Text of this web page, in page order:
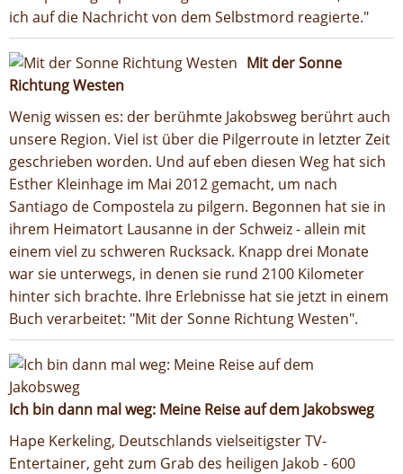
ich auf die Nachricht von dem Selbstmord reagierte."
Mit der Sonne
Richtung Westen
Wenig wissen es: der berühmte Jakobsweg berührt auch
unsere Region. Viel ist über die Pilgerroute in letzter Zeit
geschrieben worden. Und auf eben diesen Weg hat sich
Esther Kleinhage im Mai 2012 gemacht, um nach
Santiago de Compostela zu pilgern. Begonnen hat sie in
ihrem Heimatort Lausanne in der Schweiz - allein mit
einem viel zu schweren Rucksack. Knapp drei Monate
war sie unterwegs, in denen sie rund 2100 Kilometer
hinter sich brachte. Ihre Erlebnisse hat sie jetzt in einem
Buch verarbeitet: "Mit der Sonne Richtung Westen".
Ich bin dann mal weg: Meine Reise auf dem Jakobsweg
Hape Kerkeling, Deutschlands vielseitigster TV-
Entertainer, geht zum Grab des heiligen Jakob - 600